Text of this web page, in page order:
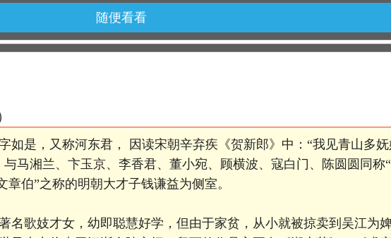
随便看看
如是，又称河东君， 因读宋朝辛弃疾《贺新郎》中：“我见青山多
马湘兰、卞玉京、李香君、董小宛、顾横波、寇白门、陈圆圆同称
章伯”之称的明朝大才子钱谦益为侧室。
歌妓才女，幼即聪慧好学，但由于家贫，从小就被掠卖到吴江为